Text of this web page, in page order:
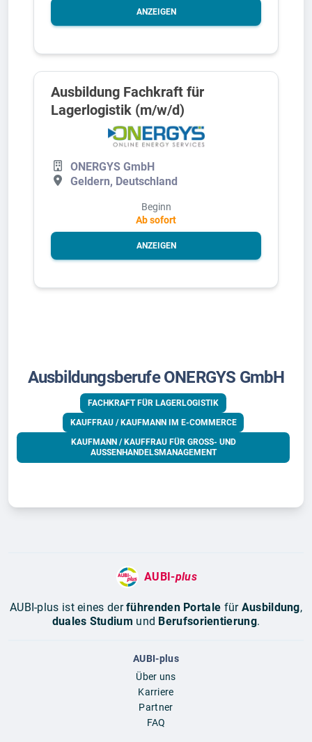
ANZEIGEN
Ausbildung Fachkraft für
Lagerlogistik (m/w/d)
ONERGYS GmbH
Geldern, Deutschland
Beginn
Ab sofort
ANZEIGEN
Ausbildungsberufe ONERGYS GmbH
FACHKRAFT FÜR LAGERLOGISTIK
KAUFFRAU / KAUFMANN IM E-COMMERCE
KAUFMANN / KAUFFRAU FÜR GROSS- UND A
USSENHANDELSMANAGEMENT
AUBI-plus
AUBI-plus ist eines derführenden Portale für Ausbildung,
duales Studium und Berufsorientierung.
AUBI-plus
Über uns
Karriere
Partner
FAQ